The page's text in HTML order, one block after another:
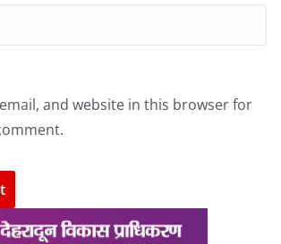
and website in this browser for